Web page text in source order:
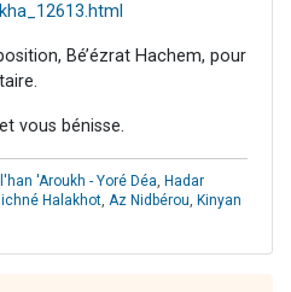
Bé’ézrat Hachem, pour
vous bénisse.
'Aroukh - Yoré Déa, Hadar
Halakhot, Az Nidbérou, Kinyan